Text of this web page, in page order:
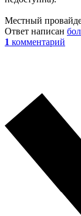
Местный
Ответ написан
1 комментарий